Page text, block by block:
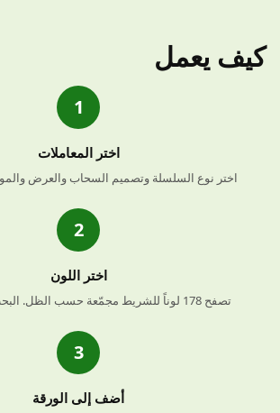
كيف يعمل
1
اختر المعاملات
اختر نوع السلسلة وتصميم السحاب والعرض
2
اختر اللون
تصفح 178 لوناً للشريط مجمّعة حسب الظل. البحث برقم أو اسم.
3
أضف إلى الورقة